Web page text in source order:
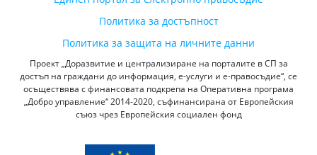
Политика за достъпност
Политика за защита на личните данни
Проект „Доразвитие и централизиране на порталите в СП за
достъп на граждани до информация, е-услуги и е-правосъдие“, се
осъществява с финансовата подкрепа на Оперативна програма
„Добро управление“ 2014-2020, съфинансирана от Европейския
съюз чрез Европейския социален фонд